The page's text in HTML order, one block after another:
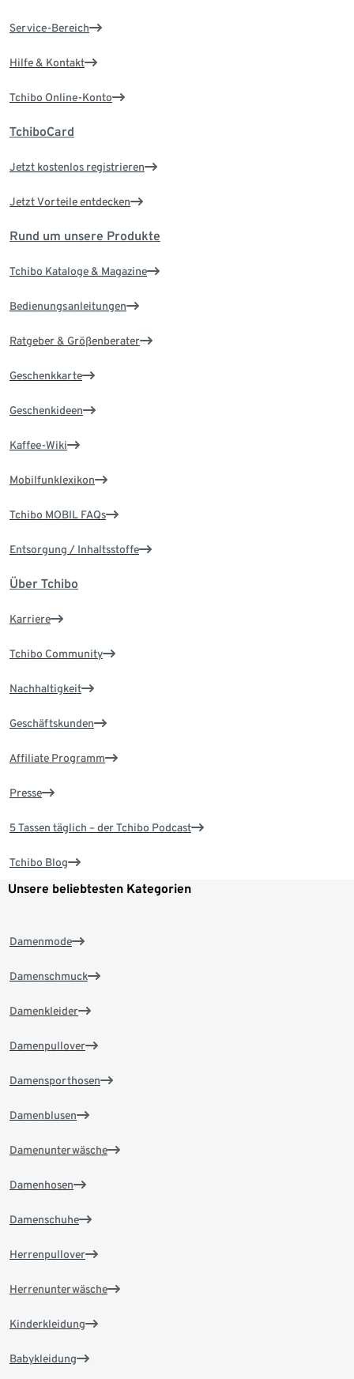
Service-Bereich
Hilfe & Kontakt
Tchibo Online-Konto
TchiboCard
Jetzt kostenlos registrieren
Jetzt Vorteile entdecken
Rund um unsere Produkte
Tchibo Kataloge & Magazine
Bedienungsanleitungen
Ratgeber & Größenberater
Geschenkkarte
Geschenkideen
Kaffee-Wiki
Mobilfunklexikon
Tchibo MOBIL FAQs
Entsorgung / Inhaltsstoffe
Über Tchibo
Karriere
Tchibo Community
Nachhaltigkeit
Geschäftskunden
Affiliate Programm
Presse
5 Tassen täglich – der Tchibo Podcast
Tchibo Blog
Unsere beliebtesten Kategorien
Damenmode
Damenschmuck
Damenkleider
Damenpullover
Damensporthosen
Damenblusen
Damenunterwäsche
Damenhosen
Damenschuhe
Herrenpullover
Herrenunterwäsche
Kinderkleidung
Babykleidung